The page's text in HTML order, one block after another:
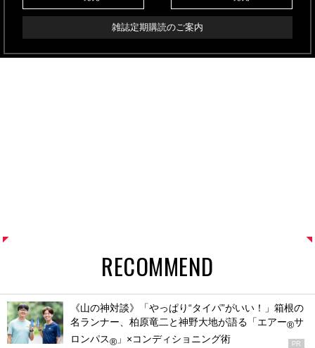
雑誌定期購読のご案内
RECOMMEND
《山の神対談》「やっぱり“タイパ”がいい！」箱根の
名ランナー、柏原竜二と神野大地が語る「エアー®サ
ロンパス® 」×コンディショニング術 PR